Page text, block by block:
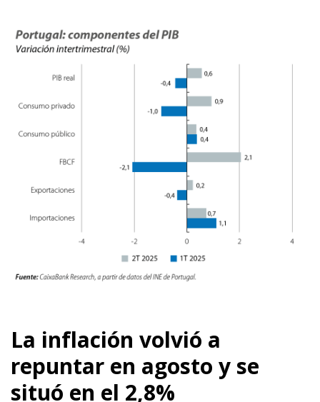
La inflación volvió a
repuntar en agosto y se
situó en el 2,8%